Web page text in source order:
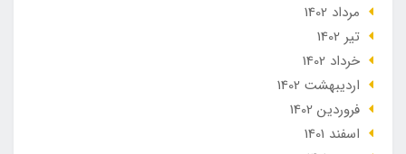
مرداد 1402
تير 1402
خرداد 1402
ارديبهشت 1402
فروردین 1402
اسفند 1401